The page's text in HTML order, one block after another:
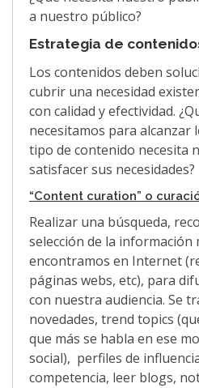
a nuestro público?
Estrategia de
Los contenidos deben
cubrir una necesidad
con calidad y efectividad.
necesitamos para alcanzar
tipo de contenido necesita
satisfacer sus necesidades?
“Content curation” o
Realizar una búsqueda,
selección de la información
encontramos en Internet
páginas webs, etc), para
con nuestra audiencia. Se
novedades, trend topics
que más se habla en ese
social), perfiles de
competencia, leer blogs,